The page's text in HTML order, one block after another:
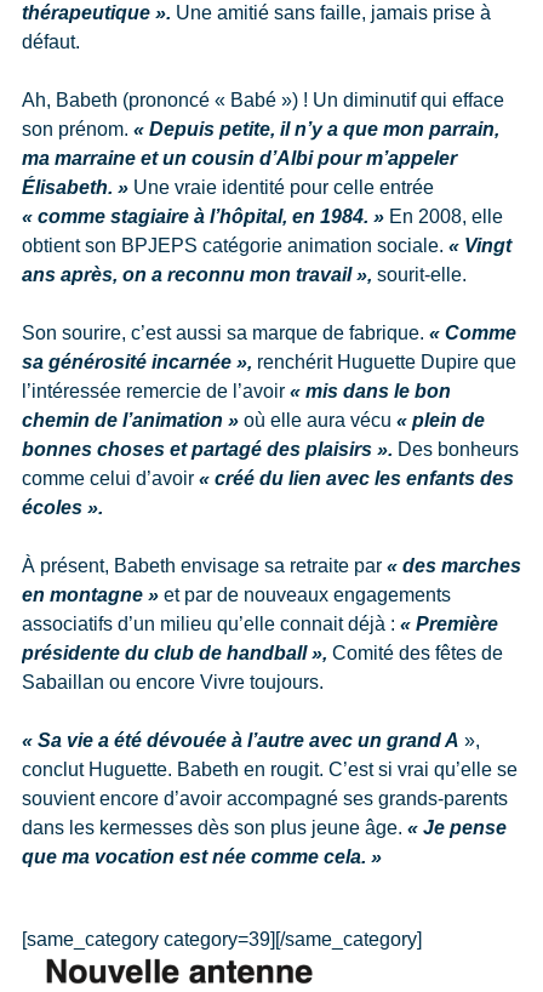
thérapeutique ». Une amitié sans faille, jamais prise à
défaut.
Ah, Babeth (prononcé « Babé ») ! Un diminutif qui efface
son prénom. « Depuis petite, il n’y a que mon parrain,
ma marraine et un cousin d’Albi pour m’appeler
Élisabeth. »Une vraie identité pour celle entrée
« comme stagiaire à l’hôpital, en 1984. »En 2008, elle
obtient son BPJEPS catégorie animation sociale. « Vingt
ans après, on a reconnu mon travail », sourit-elle.
Son sourire, c’est aussi sa marque de fabrique. « Comme
sa générosité incarnée », renchérit Huguette Dupire que
l’intéressée remercie de l’avoir « mis dans le bon
chemin de l’animation »où elle aura vécu « plein de
bonnes choses et partagé des plaisirs ». Des bonheurs
comme celui d’avoir « créé du lien avec les enfants des
écoles ».
À présent, Babeth envisage sa retraite par « des marches
en montagne »et par de nouveaux engagements
associatifs d’un milieu qu’elle connait déjà : « Première
présidente du club de handball », Comité des fêtes de
Sabaillan ou encore Vivre toujours.
« Sa vie a été dévouée à l’autre avec un grand A »,
conclut Huguette. Babeth en rougit. C’est si vrai qu’elle se
souvient encore d’avoir accompagné ses grands-parents
dans les kermesses dès son plus jeune âge. « Je pense
que ma vocation est née comme cela. »
[same_category category=39][/same_category]